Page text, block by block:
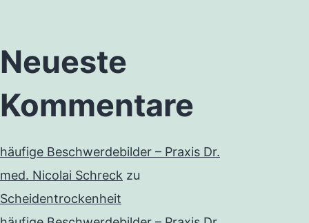
Neueste
Kommentare
häufige Beschwerdebilder – Praxis Dr.
med. Nicolai Schreck zu
Scheidentrockenheit